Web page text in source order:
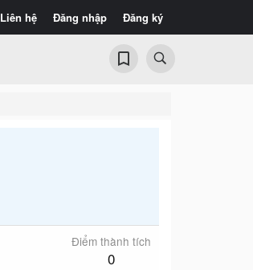
Liên hệ Đăng nhập Đăng ký
Điểm thành tích
0